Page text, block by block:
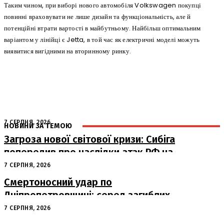
Таким чином, при виборі нового автомобіля Volkswagen покупці
повинні враховувати не лише дизайн та функціональність, але й
потенційні втрати вартості в майбутньому. Найбільш оптимальним
варіантом у лінійці є Jetta, в той час як електричні моделі можуть
виявитися вигідними на вторинному ринку.
НОВИНИ ЗА ТЕМОЮ
7 СЕРПНЯ, 2026
Загроза нової світової кризи: Сибіга
попередив про наслідки атак РФ на
судна
7 СЕРПНЯ, 2026
Смертоносний удар по
Дніпропетровщині: серед загиблих
– працівники «Укрпошти»
7 СЕРПНЯ, 2026